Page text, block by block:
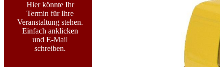
Hier könnte Ihr
Termin für Ihre
Veranstaltung stehen.
Einfach anklicken
und E-Mail
schreiben.